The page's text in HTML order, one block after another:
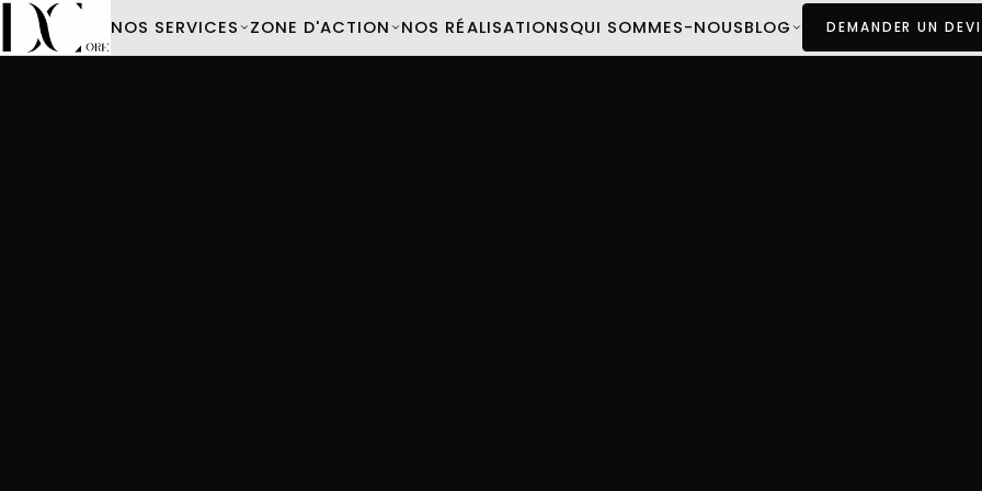
NOS SERVICES ZONE D'ACTION NOS RÉALISATIONSQUI SOMMES-NOUSBLOG DEMANDER UN